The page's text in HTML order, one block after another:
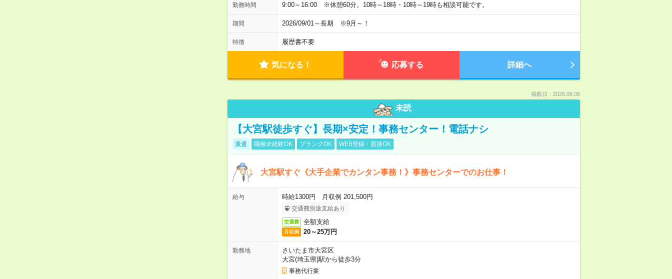
勤務時間 9:00～16:00 ※休憩60分。10時～18時・10時～19時も相談可能です。
期間 2026/09/01～長期 ※9月～！
特徴 履歴書不要
気になる！ 応募する 詳細へ
掲載日：2026.08.06
未読
【大宮駅徒歩すぐ】長期×安定！事務センター！電話ナシ
派遣 職種未経験OK ブランクOK WEB登録・面接OK
大宮駅すぐ《大手企業でカンタン事務！》事務センターでのお仕事！
給与 時給1300円 月収例 201,500円
交通費別途支給あり
交通費 全額支給
月収例 20～25万円
勤務地
さいたま市大宮区
大宮(埼玉県)駅から徒歩3分
事務代行業